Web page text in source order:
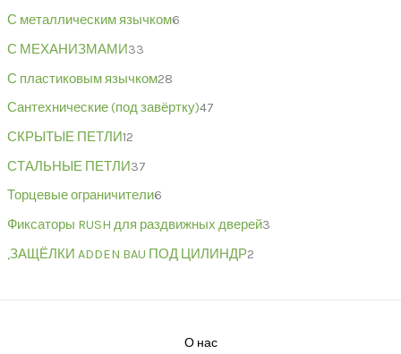
С металлическим язычком6
С МЕХАНИЗМАМИ33
С пластиковым язычком28
Сантехнические (под завёртку)47
СКРЫТЫЕ ПЕТЛИ12
СТАЛЬНЫЕ ПЕТЛИ37
Торцевые ограничители6
Фиксаторы RUSH для раздвижных дверей3
,ЗАЩЁЛКИ ADDEN BAU ПОД ЦИЛИНДР2
О нас